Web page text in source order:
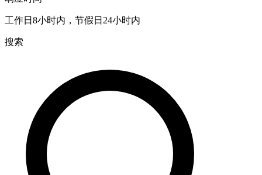
工作日8小时内，节假日24小时内
搜索